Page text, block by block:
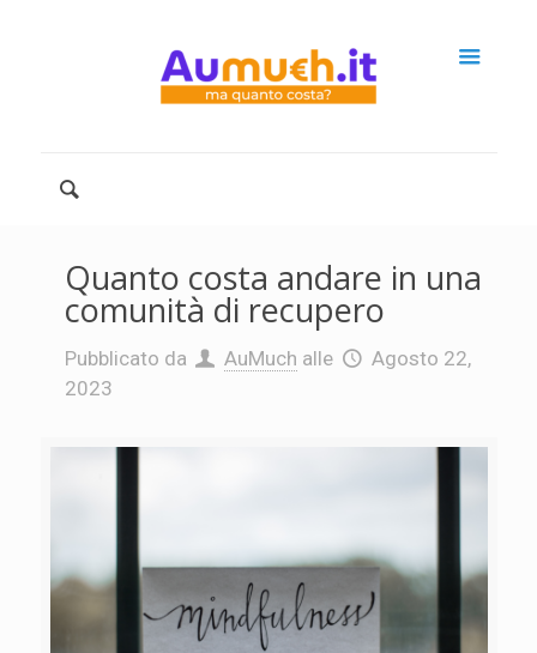
Quanto costa andare in una
comunità di recupero
Pubblicato da AuMuch alle
Agosto 22,
2023